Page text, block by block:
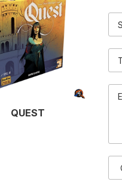
QUEST